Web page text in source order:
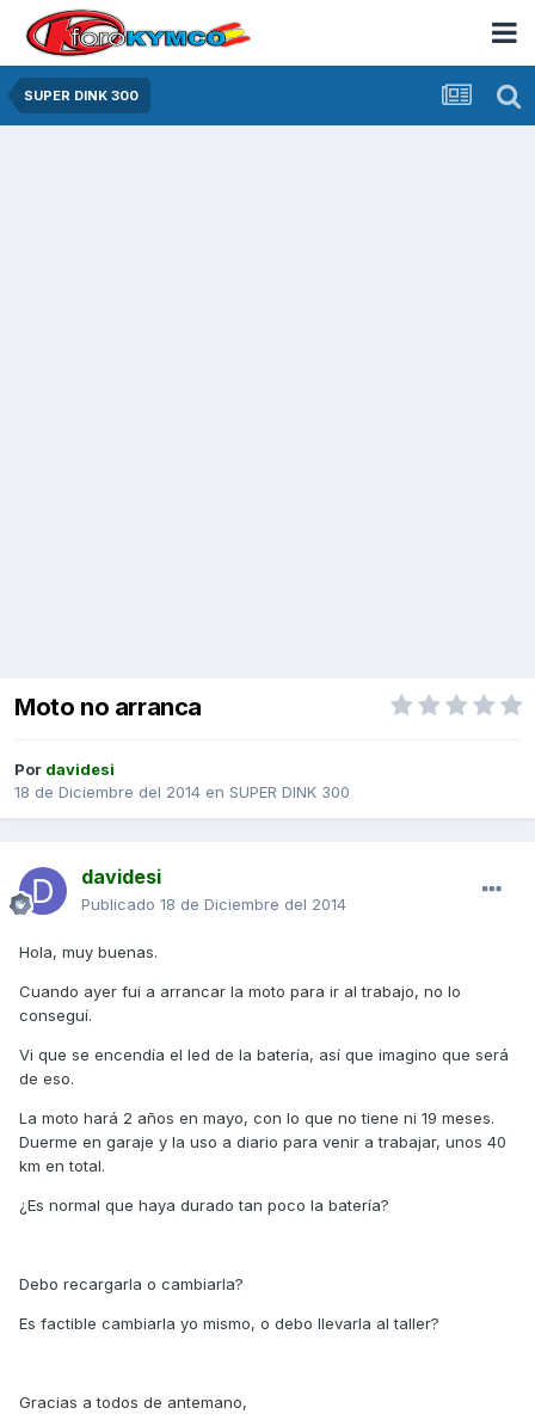
SUPER DINK 300
Moto no arranca
Por davidesi
18 de Diciembre del 2014 en SUPER DINK 300
davidesi
Publicado 18 de Diciembre del 2014
Hola, muy buenas.
Cuando ayer fui a arrancar la moto para ir al trabajo, no lo
conseguí.
Vi que se encendía el led de la batería, así que imagino que será
de eso.
La moto hará 2 años en mayo, con lo que no tiene ni 19 meses.
Duerme en garaje y la uso a diario para venir a trabajar, unos 40
km en total.
¿Es normal que haya durado tan poco la batería?
Debo recargarla o cambiarla?
Es factible cambiarla yo mismo, o debo llevarla al taller?
Gracias a todos de antemano,